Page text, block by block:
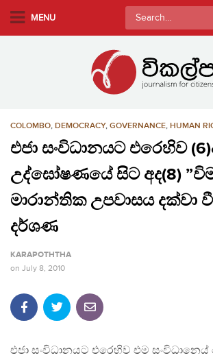
MENU
Search
for:
COLOMBO, DEMOCRACY, GOVERNANCE, HUMAN
එජා සංවිධානයට එරෙහිව
උද්ඝෝෂණයේ සිට අද(8)
මාරාන්තික උපවාසය දක්වා
දර්ශණ
KARAPOTHTHA
on July 8, 2010
එජා සංවිධානයට එරෙහිව එම